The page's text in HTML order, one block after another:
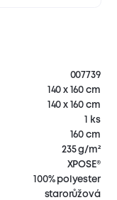
007739
140 x 160 cm
140 x 160 cm
1 ks
160 cm
235 g/m²
XPOSE®
100% polyester
starorůžová